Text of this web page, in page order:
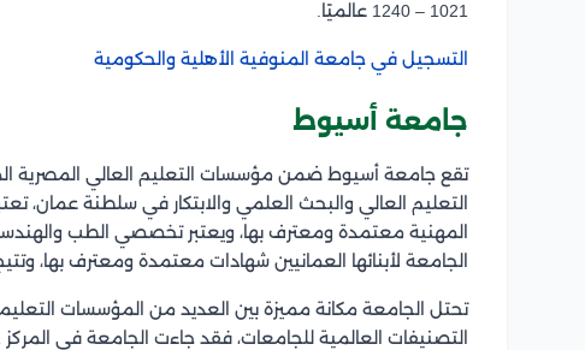
1021 – 1240 عالميًا.
التسجيل في جامعة المنوفية الأهلية والحكومية
جامعة أسيوط
تقع جامعة أسيوط ضمن مؤسسات التعليم العالي المصرية
التعليم العالي والبحث العلمي والابتكار في سلطنة عمان،
المهنية معتمدة ومعترف بها، ويعتبر تخصصي الطب
الجامعة لأبنائها العمانيين شهادات معتمدة ومعترف بها،
تحتل الجامعة مكانة مميزة بين العديد من المؤسسات